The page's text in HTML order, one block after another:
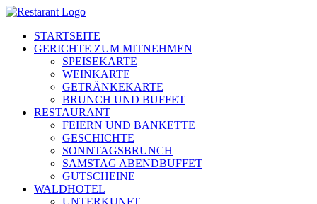
STARTSEITE
GERICHTE ZUM MITNEHMEN
SPEISEKARTE
WEINKARTE
GETRÄNKEKARTE
BRUNCH UND BUFFET
RESTAURANT
FEIERN UND BANKETTE
GESCHICHTE
SONNTAGSBRUNCH
SAMSTAG ABENDBUFFET
GUTSCHEINE
WALDHOTEL
UNTERKUNFT